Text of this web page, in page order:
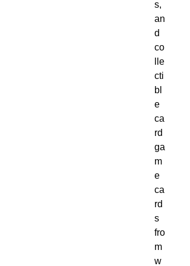
s,
an
d
co
lle
cti
bl
e
ca
rd
ga
m
e
ca
rd
s
fro
m
w